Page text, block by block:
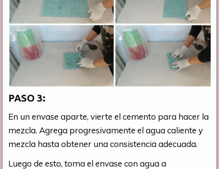
PASO 3:
En un envase aparte, vierte el cemento para hacer la
mezcla. Agrega progresivamente el agua caliente y
mezcla hasta obtener una consistencia adecuada.
Luego de esto, toma el envase con agua a